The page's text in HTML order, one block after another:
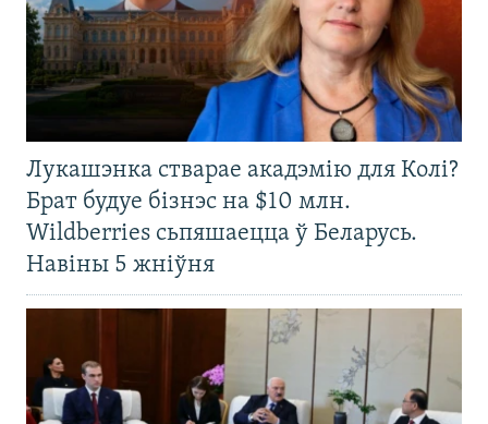
Лукашэнка стварае акадэмію для Колі?
Брат будуе бізнэс на $10 млн.
Wildberries сьпяшаецца ў Беларусь.
Навіны 5 жніўня